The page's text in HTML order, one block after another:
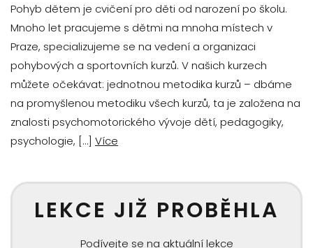
Pohyb dětem je cvičení pro děti od narození po školu.
Mnoho let pracujeme s dětmi na mnoha místech v
Praze, specializujeme se na vedení a organizaci
pohybových a sportovních kurzů. V našich kurzech
můžete očekávat: jednotnou metodika kurzů – dbáme
na promyšlenou metodiku všech kurzů, ta je založena na
znalosti psychomotorického vývoje dětí, pedagogiky,
psychologie, […] Více
LEKCE JIŽ PROBĚHLA
Podívejte se na aktuální lekce